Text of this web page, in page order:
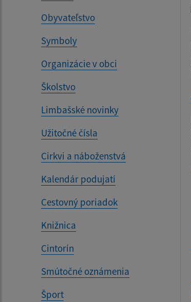
Obyvateľstvo
Symboly
Organizácie v obci
Školstvo
Limbašské novinky
Užitočné čísla
Cirkvi a náboženstvá
Kalendár podujatí
Cestovný poriadok
Knižnica
Cintorín
Smútočné oznámenia
Šport